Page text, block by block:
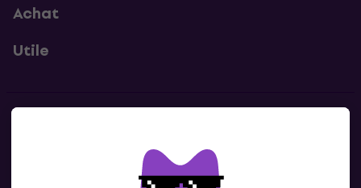
Achat
Utile
Contacte nous